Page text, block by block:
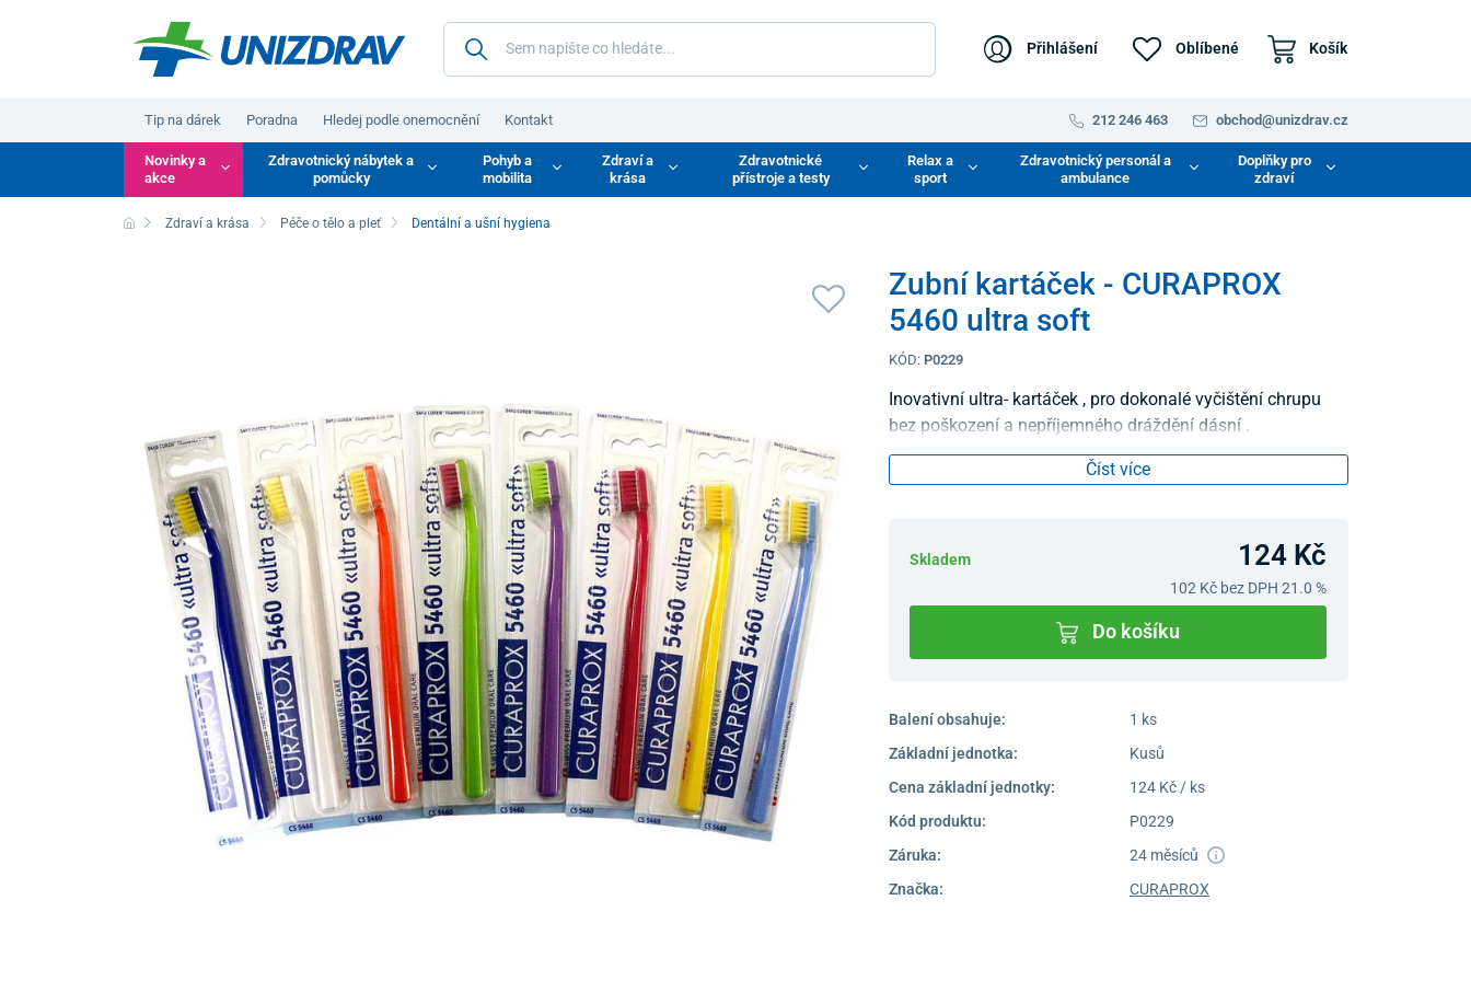
Přihlášení Oblíbené Košík
Tip na dárek Poradna Hledej podle onemocnění Kontakt 212 246 463 obchod@unizdrav.cz
Novinky a
akce
Zdravotnický nábytek a
pomůcky
Pohyb a
mobilita
Zdraví a
krása
Zdravotnické
přístroje a testy
Relax a
sport
Zdravotnický personál a
ambulance
Doplňky pro
zdraví
Zdraví a krása Péče o tělo a pleť Dentální a ušní hygiena
Zubní kartáček - CURAPROX
5460 ultra soft
KÓD: P0229
Inovativní ultra- kartáček , pro dokonalé vyčištění chrupu
bez poškození a nepříjemného dráždění dásní .
Číst více
Skladem 124 Kč
102 Kčbez DPH 21.0 %
Do košíku
Balení obsahuje:
1 ks
Základní jednotka:
Kusů
Cena základní jednotky:
124 Kč / ks
Kód produktu:
P0229
Záruka:
24 měsíců
Značka:
CURAPROX